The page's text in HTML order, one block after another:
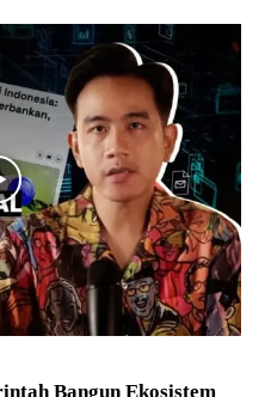
Bangun Ekosistem